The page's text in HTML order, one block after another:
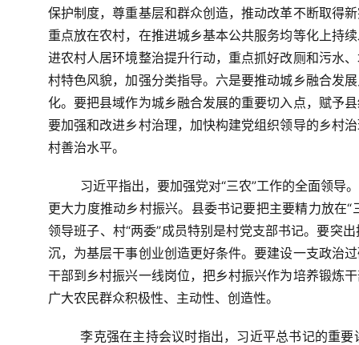
保护制度，尊重基层和群众创造，推动改革不断取得
重点放在农村，在推进城乡基本公共服务均等化上持
进农村人居环境整治提升行动，重点抓好改厕和污水
村特色风貌，加强分类指导。六是要推动城乡融合发
化。要把县域作为城乡融合发展的重要切入点，赋予
要加强和改进乡村治理，加快构建党组织领导的乡村
村善治水平。
习近平指出，要加强党对“三农”工作的全面领导
更大力度推动乡村振兴。县委书记要把主要精力放在
领导班子、村“两委”成员特别是村党支部书记。要突
沉，为基层干事创业创造更好条件。要建设一支政治
干部到乡村振兴一线岗位，把乡村振兴作为培养锻炼
广大农民群众积极性、主动性、创造性。
李克强在主持会议时指出，习近平总书记的重